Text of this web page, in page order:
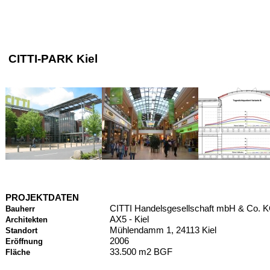
CITTI-PARK Kiel
PROJEKTDATEN
Bauherr CITTI Handelsgesellschaft mbH & Co.
Architekten AX5 - Kiel
Standort Mühlendamm 1, 24113 Kiel
Eröffnung 2006
Fläche 33.500 m2 BGF